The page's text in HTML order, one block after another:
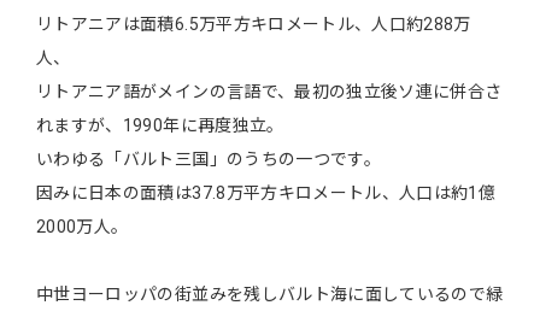
リトアニアは面積6.5万平方キロメートル、人口約288万
人、
リトアニア語がメインの言語で、最初の独立後ソ連に併合さ
れますが、1990年に再度独立。
いわゆる「バルト三国」のうちの一つです。
因みに日本の面積は37.8万平方キロメートル、人口は約1億
2000万人。
中世ヨーロッパの街並みを残しバルト海に面しているので緑